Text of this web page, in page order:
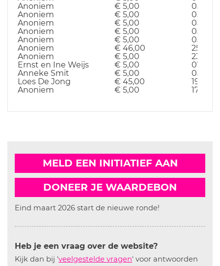
Anoniem
€ 5,00
03-04-
Anoniem
€ 5,00
03-04-
Anoniem
€ 5,00
03-04-
Anoniem
€ 5,00
03-04-
Anoniem
€ 5,00
03-04-
Anoniem
€ 46,00
25-03-
Anoniem
€ 5,00
23-10-
Ernst en Ine Weijs
€ 5,00
07-10-
Anneke Smit
€ 5,00
03-10-
Loes De Jong
€ 45,00
19-09-
Anoniem
€ 5,00 17-09-
MELD EEN INITIATIEF AAN
DONEER JE WAARDEBON
Eind maart 2026 start de nieuwe ronde!
Heb je een vraag over de website?
Kijk dan bij 'veelgestelde vragen' voor antwoorden